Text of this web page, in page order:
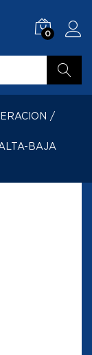
0
/
BAJA